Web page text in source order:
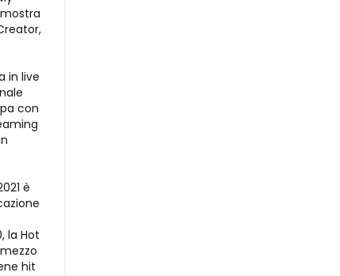
in live
con
è
la Hot
hit